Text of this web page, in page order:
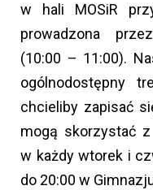
w hali MOSiR
prowadzona
(10:00 – 11:00).
ogólnodostępny
chcieliby zapisać
mogą skorzystać
w każdy wtorek i
do 20:00 w